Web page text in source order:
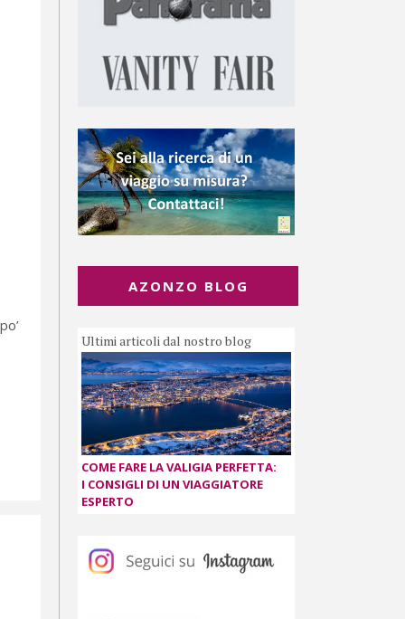
AZONZO BLOG
Ultimi articoli dal nostro blog
COME FARE LA VALIGIA PERFETTA:
I CONSIGLI DI UN VIAGGIATORE
ESPERTO